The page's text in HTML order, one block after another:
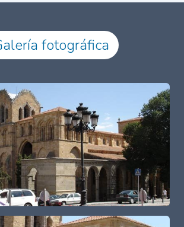
fotográfica